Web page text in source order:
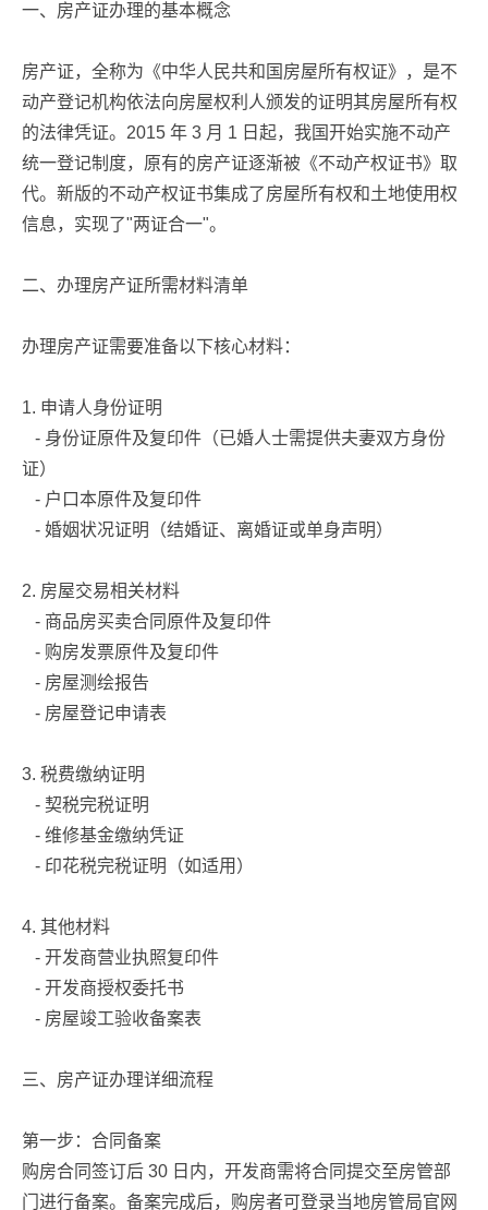
一、房产证办理的基本概念
房产证，全称为《中华人民共和国房屋所有权证》，是不
动产登记机构依法向房屋权利人颁发的证明其房屋所有权
的法律凭证。2015 年 3 月 1 日起，我国开始实施不动产
统一登记制度，原有的房产证逐渐被《不动产权证书》取
代。新版的不动产权证书集成了房屋所有权和土地使用权
信息，实现了"两证合一"。
二、办理房产证所需材料清单
办理房产证需要准备以下核心材料：
1. 申请人身份证明
- 身份证原件及复印件（已婚人士需提供夫妻双方身份
证）
- 户口本原件及复印件
- 婚姻状况证明（结婚证、离婚证或单身声明）
2. 房屋交易相关材料
- 商品房买卖合同原件及复印件
- 购房发票原件及复印件
- 房屋测绘报告
- 房屋登记申请表
3. 税费缴纳证明
- 契税完税证明
- 维修基金缴纳凭证
- 印花税完税证明（如适用）
4. 其他材料
- 开发商营业执照复印件
- 开发商授权委托书
- 房屋竣工验收备案表
三、房产证办理详细流程
第一步：合同备案
购房合同签订后 30 日内，开发商需将合同提交至房管部
门进行备案。备案完成后，购房者可登录当地房管局官网